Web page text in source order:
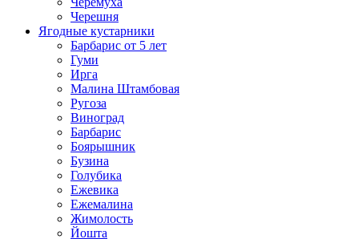
Черешня
Ягодные кустарники
Барбарис от 5 лет
Гуми
Ирга
Малина Штамбовая
Ругоза
Виноград
Барбарис
Боярышник
Бузина
Голубика
Ежевика
Ежемалина
Жимолость
Йошта